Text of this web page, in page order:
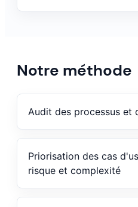
Notre méthode
Audit des processus et
Priorisation des cas
risque et complexité